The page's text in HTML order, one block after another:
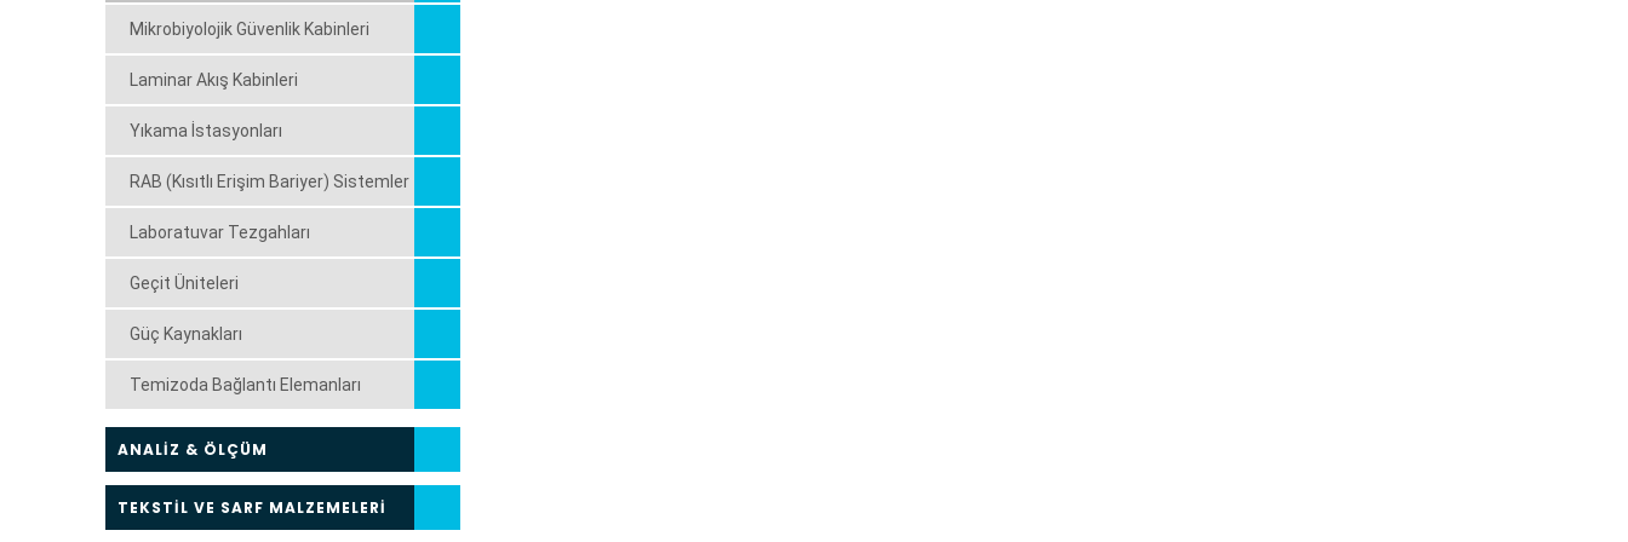
Mikrobiyolojik Güvenlik Kabinleri
Laminar Akış Kabinleri
Yıkama İstasyonları
RAB (Kısıtlı Erişim Bariyer) Sistemler
Laboratuvar Tezgahları
Geçit Üniteleri
Güç Kaynakları
Temizoda Bağlantı Elemanları
ANALİZ & ÖLÇÜM
TEKSTİL VE SARF MALZEMELERİ